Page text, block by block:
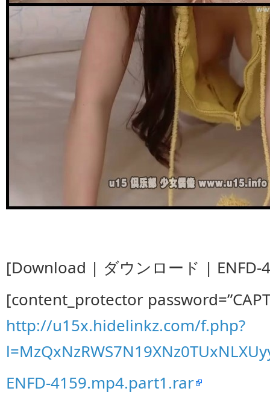
[Download | ダウンロード | ENFD-
[content_protector
http://u15x.hidelinkz.com/f.php?
ENFD-4159.mp4.part1.rar